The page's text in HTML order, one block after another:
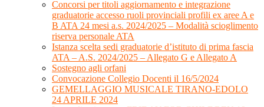
Concorsi per titoli aggiornamento e integrazione
graduatorie accesso ruoli provinciali profili ex aree A e
B ATA 24 mesi a.s. 2024/2025 – Modalità scioglimento
riserva personale ATA
Istanza scelta sedi graduatorie d’istituto di prima fascia
ATA – A.S. 2024/2025 – Allegato G e Allegato A
Sostegno agli orfani
Convocazione Collegio Docenti il 16/5/2024
GEMELLAGGIO MUSICALE TIRANO-EDOLO
24 APRILE 2024